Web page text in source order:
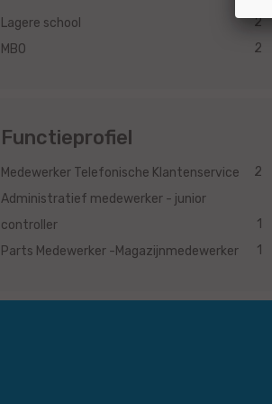
Lagere school
2
MBO
2
Functieprofiel
Medewerker Telefonische Klantenservice
2
Administratief medewerker - junior
controller
1
Parts Medewerker -Magazijnmedewerker
1